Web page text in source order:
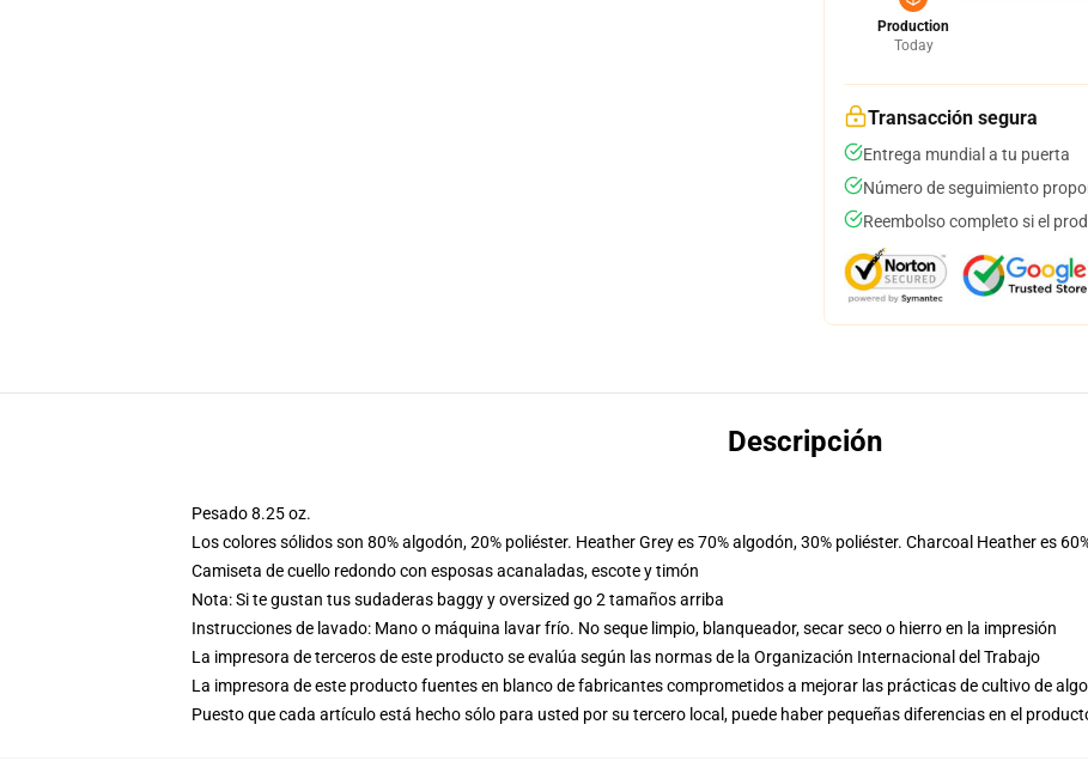
Production
Today
Transacción segura
Entrega mundial a tu puerta
Número de seguimiento
Reembolso completo si el
Descripción
Pesado 8.25 oz.
Los colores sólidos son 80% algodón, 20% poliéster. Heather Grey es 70% algodón, 30% poliéster. Charcoal Heather es
Camiseta de cuello redondo con esposas acanaladas, escote y timón
Nota: Si te gustan tus sudaderas baggy y oversized go 2 tamaños arriba
Instrucciones de lavado: Mano o máquina lavar frío. No seque limpio, blanqueador, secar seco o hierro en la impresión
La impresora de terceros de este producto se evalúa según las normas de la Organización Internacional del Trabajo
La impresora de este producto fuentes en blanco de fabricantes comprometidos a mejorar las prácticas de cultivo de
Puesto que cada artículo está hecho sólo para usted por su tercero local, puede haber pequeñas diferencias en el